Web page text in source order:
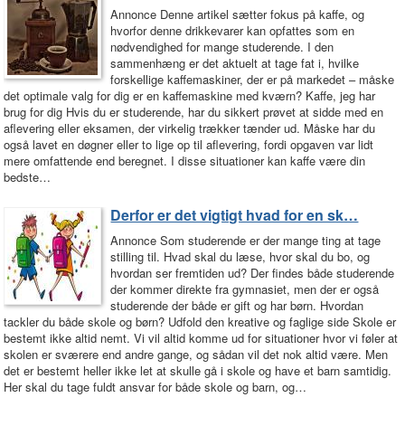
Annonce Denne artikel sætter fokus på kaffe, og
hvorfor denne drikkevarer kan opfattes som en
nødvendighed for mange studerende. I den
sammenhæng er det aktuelt at tage fat i, hvilke
forskellige kaffemaskiner, der er på markedet – måske
det optimale valg for dig er en kaffemaskine med kværn? Kaffe, jeg har
brug for dig Hvis du er studerende, har du sikkert prøvet at sidde med en
aflevering eller eksamen, der virkelig trækker tænder ud. Måske har du
også lavet en døgner eller to lige op til aflevering, fordi opgaven var lidt
mere omfattende end beregnet. I disse situationer kan kaffe være din
bedste…
Derfor er det vigtigt hvad for en sk…
Annonce Som studerende er der mange ting at tage
stilling til. Hvad skal du læse, hvor skal du bo, og
hvordan ser fremtiden ud? Der findes både studerende
der kommer direkte fra gymnasiet, men der er også
studerende der både er gift og har børn. Hvordan
tackler du både skole og børn? Udfold den kreative og faglige side Skole er
bestemt ikke altid nemt. Vi vil altid komme ud for situationer hvor vi føler at
skolen er sværere end andre gange, og sådan vil det nok altid være. Men
det er bestemt heller ikke let at skulle gå i skole og have et barn samtidig.
Her skal du tage fuldt ansvar for både skole og barn, og…